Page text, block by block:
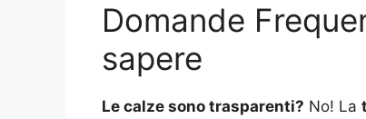
Domande
sapere
Le calze sono trasparenti? No! La